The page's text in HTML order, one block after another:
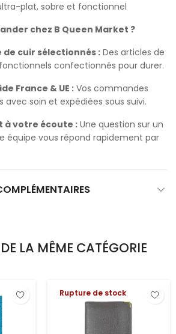
plat, sobre et fonctionnel
chez B Queen Market ?
de cuir sélectionnés : Des articles de
confectionnés pour durer.
France & UE : Vos commandes
avec soin et expédiées sous suivi.
à votre écoute :Une question sur un
équipe vous répond rapidement par
LA MÊME CATÉGORIE
Rupture de stock